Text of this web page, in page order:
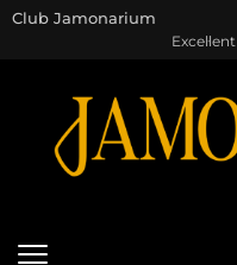
Excel·lent
Club Jamonarium